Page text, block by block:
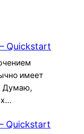
Quickstart
имеет
Думаю,
Quickstart